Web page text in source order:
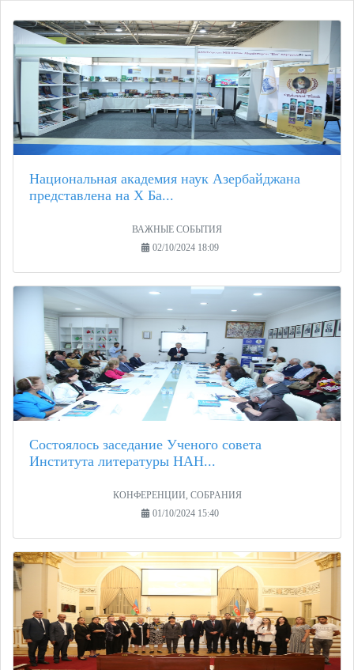
Национальная академия наук Азербайджана
представлена на X Ба...
ВАЖНЫЕ СОБЫТИЯ
02/10/2024 18:09
Состоялось заседание Ученого совета
Института литературы НАН...
КОНФЕРЕНЦИИ, СОБРАНИЯ
01/10/2024 15:40